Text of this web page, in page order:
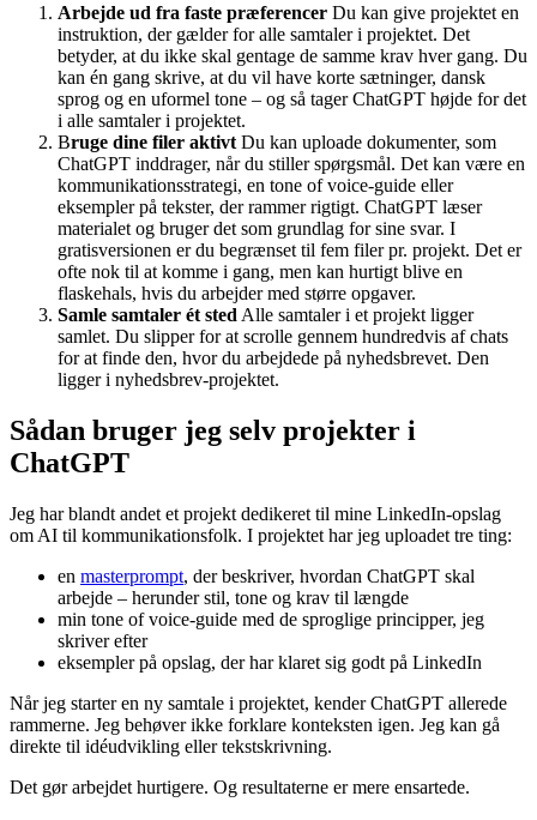
Arbejde ud fra faste præferencer Du kan give projektet en
instruktion, der gælder for alle samtaler i projektet. Det
betyder, at du ikke skal gentage de samme krav hver gang. Du
kan én gang skrive, at du vil have korte sætninger, dansk
sprog og en uformel tone – og så tager ChatGPT højde for det
i alle samtaler i projektet.
Bruge dine filer aktivt Du kan uploade dokumenter, som
ChatGPT inddrager, når du stiller spørgsmål. Det kan være en
kommunikationsstrategi, en tone of voice-guide eller
eksempler på tekster, der rammer rigtigt. ChatGPT læser
materialet og bruger det som grundlag for sine svar. I
gratisversionen er du begrænset til fem filer pr. projekt. Det er
ofte nok til at komme i gang, men kan hurtigt blive en
flaskehals, hvis du arbejder med større opgaver.
Samle samtaler ét sted Alle samtaler i et projekt ligger
samlet. Du slipper for at scrolle gennem hundredvis af chats
for at finde den, hvor du arbejdede på nyhedsbrevet. Den
ligger i nyhedsbrev-projektet.
Sådan bruger jeg selv projekter i
ChatGPT
Jeg har blandt andet et projekt dedikeret til mine LinkedIn-opslag
om AI til kommunikationsfolk. I projektet har jeg uploadet tre ting:
en masterprompt, der beskriver, hvordan ChatGPT skal
arbejde – herunder stil, tone og krav til længde
min tone of voice-guide med de sproglige principper, jeg
skriver efter
eksempler på opslag, der har klaret sig godt på LinkedIn
Når jeg starter en ny samtale i projektet, kender ChatGPT allerede
rammerne. Jeg behøver ikke forklare konteksten igen. Jeg kan gå
direkte til idéudvikling eller tekstskrivning.
Det gør arbejdet hurtigere. Og resultaterne er mere ensartede.